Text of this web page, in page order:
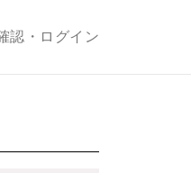
認・ログイン